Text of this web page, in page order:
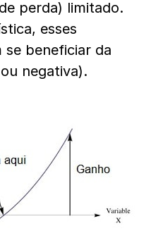
perda) limitado.
esses
se beneficiar da
negativa).